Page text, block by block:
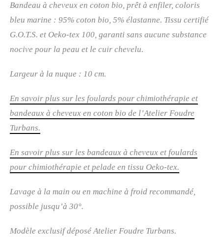
Bandeau à cheveux en coton bio, prêt à enfiler, coloris
bleu marine : 95% coton bio, 5% élastanne. Tissu certifié
G.O.T.S. et Oeko-tex 100, garanti sans aucune substance
nocive pour la peau et le cuir chevelu.
Largeur à la nuque : 10 cm.
En savoir plus sur les foulards pour chimiothérapie et
bandeaux à cheveux en coton bio de l’Atelier Foudre
Turbans.
En savoir plus sur les bandeaux à cheveux et foulards
pour chimiothérapie et pelade en tissu Oeko-tex.
Lavage à la main ou en machine à froid recommandé,
possible jusqu’à 30°.
Modèle exclusif déposé Atelier Foudre Turbans.